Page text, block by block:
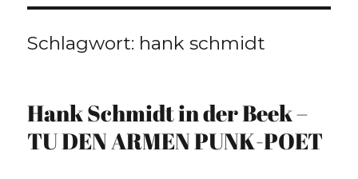
Schlagwort: hank schmidt
Hank Schmidt in der Beek –
TU DEN ARMEN PUNK-POET